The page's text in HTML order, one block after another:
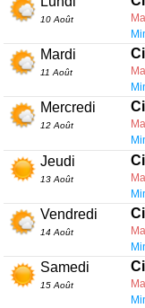
10 Août
Mardi
11 Août
Mercredi
12 Août
Jeudi
13 Août
Vendredi
14 Août
Samedi
15 Août